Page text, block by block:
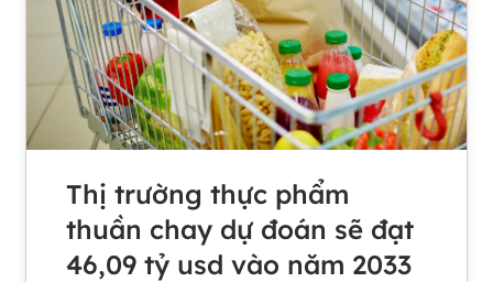
Thị trường thực phẩm
thuần chay dự đoán sẽ đạt
46,09 tỷ usd vào năm 2033